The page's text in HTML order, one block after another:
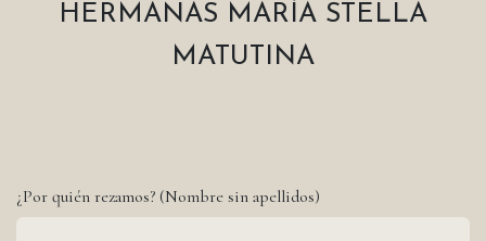
HERMANAS MARÍA STELLA
MATUTINA
¿Por quién rezamos? (Nombre sin apellidos)